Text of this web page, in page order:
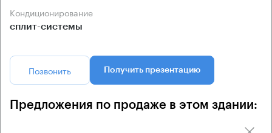
Кондиционирование
сплит-системы
Позвонить Получить презентацию
Предложения по продаже в этом здании: